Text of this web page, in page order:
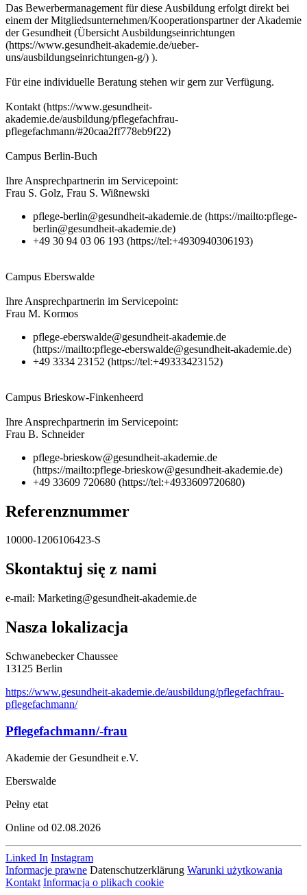
Das Bewerbermanagement für diese Ausbildung erfolgt direkt bei
einem der Mitgliedsunternehmen/Kooperationspartner der Akademie
der Gesundheit (Übersicht Ausbildungseinrichtungen
(https://www.gesundheit-akademie.de/ueber-
uns/ausbildungseinrichtungen-g/) ).
Für eine individuelle Beratung stehen wir gern zur Verfügung.
Kontakt (https://www.gesundheit-
akademie.de/ausbildung/pflegefachfrau-
pflegefachmann/#20caa2ff778eb9f22)
Campus Berlin-Buch
Ihre Ansprechpartnerin im Servicepoint:
Frau S. Golz, Frau S. Wißnewski
pflege-berlin@gesundheit-akademie.de (https://mailto:pflege-
berlin@gesundheit-akademie.de)
+49 30 94 03 06 193 (https://tel:+4930940306193)
Campus Eberswalde
Ihre Ansprechpartnerin im Servicepoint:
Frau M. Kormos
pflege-eberswalde@gesundheit-akademie.de
(https://mailto:pflege-eberswalde@gesundheit-akademie.de)
+49 3334 23152 (https://tel:+49333423152)
Campus Brieskow-Finkenheerd
Ihre Ansprechpartnerin im Servicepoint:
Frau B. Schneider
pflege-brieskow@gesundheit-akademie.de
(https://mailto:pflege-brieskow@gesundheit-akademie.de)
+49 33609 720680 (https://tel:+4933609720680)
Referenznummer
10000-1206106423-S
Skontaktuj się z nami
e-mail: Marketing@gesundheit-akademie.de
Nasza lokalizacja
Schwanebecker Chaussee
13125 Berlin
https://www.gesundheit-akademie.de/ausbildung/pflegefachfrau-
pflegefachmann/
Pflegefachmann/-frau
Akademie der Gesundheit e.V.
Eberswalde
Pełny etat
Online od 02.08.2026
Linked In Instagram
Informacje prawne Datenschutzerklärung Warunki użytkowania
Kontakt Informacja o plikach cookie